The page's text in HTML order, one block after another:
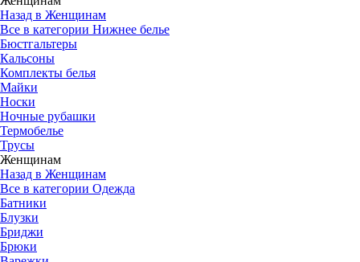
Назад в Женщинам
Все в категории Нижнее белье
Бюстгальтеры
Кальсоны
Комплекты белья
Майки
Носки
Ночные рубашки
Термобелье
Трусы
Женщинам
Назад в Женщинам
Все в категории Одежда
Батники
Блузки
Бриджи
Брюки